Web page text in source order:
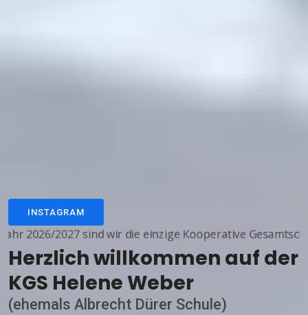
INSTAGRAM
2027 sind wir die einzige Kooperative Gesamtschule (KGS) in
Herzlich willkommen auf der
KGS Helene Weber
(ehemals Albrecht Dürer Schule)